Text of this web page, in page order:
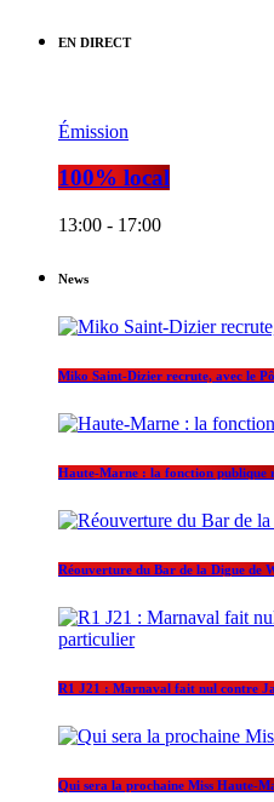
EN DIRECT
Émission
100% local
13:00 - 17:00
News
Miko Saint-Dizier recrute, avec le
Haute-Marne : la fonction publique
Réouverture du Bar de la Digue de
R1 J21 : Marnaval fait nul contre
Qui sera la prochaine Miss Haute-